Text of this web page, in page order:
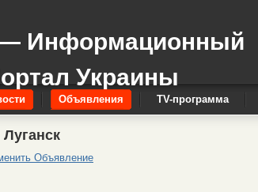
Информационный
Украины
Объявления TV-программа
Луганск
Объявление